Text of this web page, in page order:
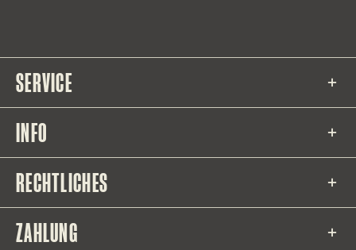
SERVICE
INFO
RECHTLICHES
ZAHLUNG